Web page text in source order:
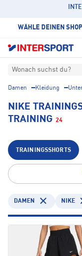
WÄHLE DEINEN SHOP
Wonach suchst du?
Damen Kleidung
NIKE
TRAINING 24
TRAININGSSHORTS
DAMEN NIKE